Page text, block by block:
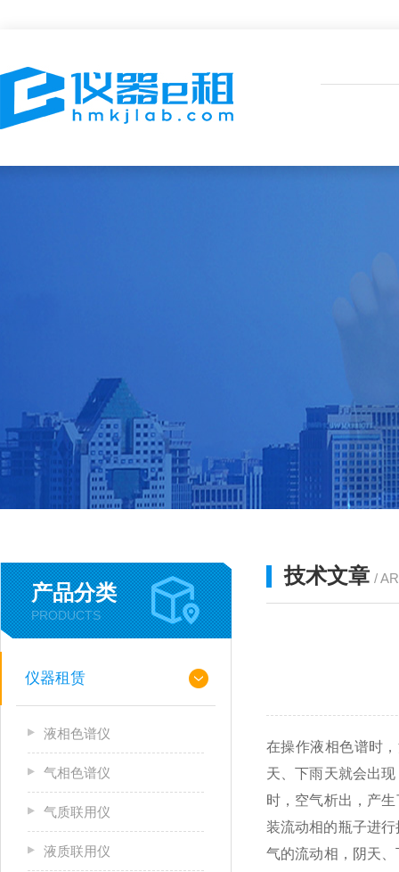
产品分类
PRODUCTS
仪器租赁
液相色谱仪
气相色谱仪
气质联用仪
液质联用仪
技术文章 /
在操作液相色谱时
天、下雨天就会出
时，空气析出，产
装流动相的瓶子进
气的流动相，阴天